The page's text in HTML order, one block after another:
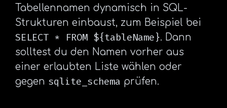
Tabellennamen dynamisch in SQL-
Strukturen einbaust, zum Beispiel bei
SELECT * FROM ${tableName}. Dann
solltest du den Namen vorher aus
einer erlaubten Liste wählen oder
gegen sqlite_schema prüfen.